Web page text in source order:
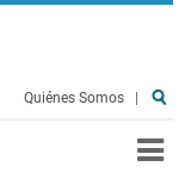
Quiénes Somos